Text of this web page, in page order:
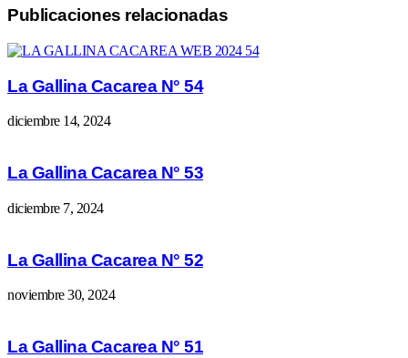
Publicaciones relacionadas
La Gallina Cacarea N° 54
diciembre 14, 2024
La Gallina Cacarea N° 53
diciembre 7, 2024
La Gallina Cacarea N° 52
noviembre 30, 2024
La Gallina Cacarea N° 51